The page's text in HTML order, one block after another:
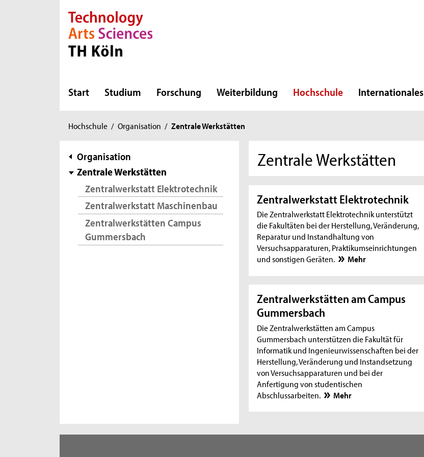
Direkt zur Hauptnavigation
Direkt zur Subnavigation
Direkt zum Inhalt
Direkt zum Fußbereich
Start Studium Forschung Weiterbildung Hochschule Internationales
Sie
hier:
Hochschule / Organisation / Zentrale Werkstätten
Subnavigation
Organisation
Zentrale Werkstätten
Zentralwerkstatt Elektrotechnik
Zentralwerkstatt Maschinenbau
Zentralwerkstätten Campus
Gummersbach
Zentrale Werkstätten
Zentralwerkstatt Elektrotechnik
Die Zentralwerkstatt Elektrotechnik unterstützt
die Fakultäten bei der Herstellung, Veränderung,
Reparatur und Instandhaltung von
Versuchsapparaturen, Praktikumseinrichtungen
und sonstigen Geräten.
Mehr
Zentralwerkstätten am Campus
Gummersbach
Die Zentralwerkstätten am Campus
Gummersbach unterstützen die Fakultät für
Informatik und Ingenieurwissenschaften bei der
Herstellung, Veränderung und Instandsetzung
von Versuchsapparaturen und bei der
Anfertigung von studentischen
Abschlussarbeiten.
Mehr